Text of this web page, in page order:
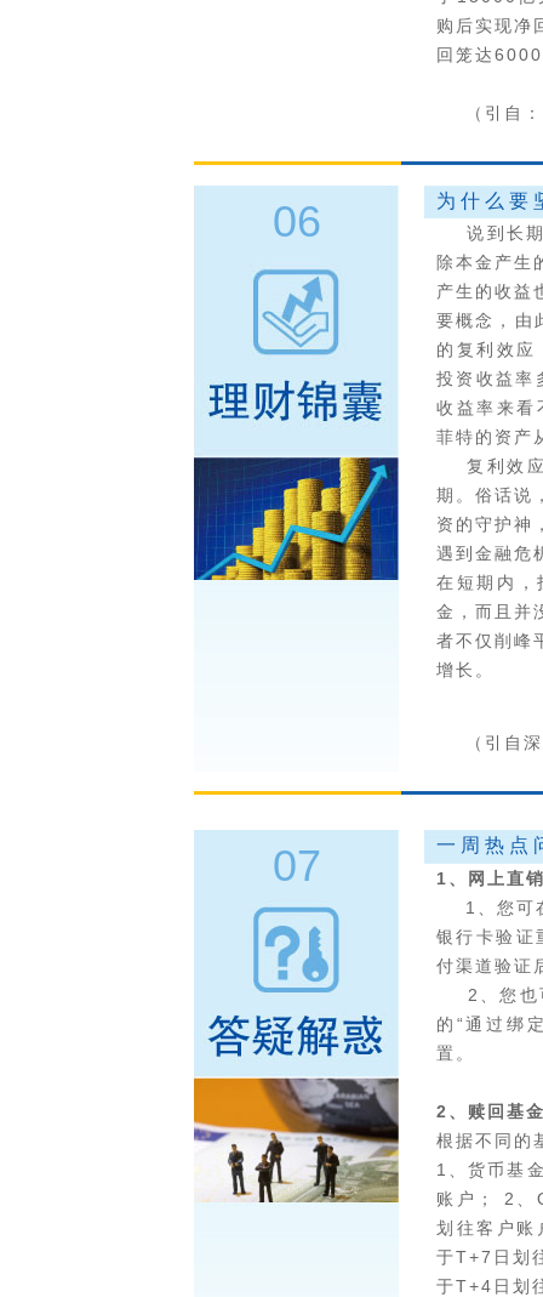
购后实现净
回笼达
（引自：
06 为什么要
说到长期
除本金产生
产生的收益
要概念，由
的复利效
投资收益率
收益率来看
菲特的资产
复利效应
期。俗话说
资的守护神
遇到金融危
在短期内，
金，而且并
者不仅削峰
增长。
（引自深
07 一周热点
1、网上直
1、您可在
银行卡验证
付渠道验证
2、您也
的“通过绑
置。
2、赎回基
根据不同的
1、货币基
账户； 2、
划往客户
于T+7日划
于T+4日划